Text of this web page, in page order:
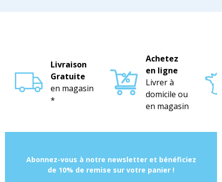
Livraison
Gratuite
en magasin
*
Achetez
en ligne
Livrer à
domicile ou
en magasin
Abonnez-vous à notre newsletter et bénéficiez
de 10% de remise sur votre panier !